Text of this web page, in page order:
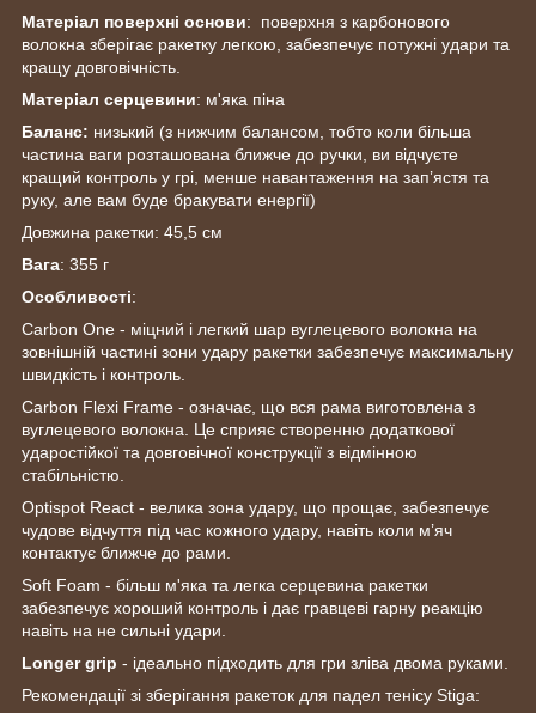
Матеріал поверхні основи: поверхня з карбонового
волокна зберігає ракетку легкою, забезпечує потужні удари та
кращу довговічність.
Матеріал серцевини: м'яка піна
Баланс: низький (з нижчим балансом, тобто коли більша
частина ваги розташована ближче до ручки, ви відчуєте
кращий контроль у грі, менше навантаження на зап’ястя та
руку, але вам буде бракувати енергії)
Довжина ракетки: 45,5 см
Вага: 355 г
Особливості:
Carbon One - міцний і легкий шар вуглецевого волокна на
зовнішній частині зони удару ракетки забезпечує максимальну
швидкість і контроль.
Carbon Flexi Frame - означає, що вся рама виготовлена з
вуглецевого волокна. Це сприяє створенню додаткової
ударостійкої та довговічної конструкції з відмінною
стабільністю.
Optispot React - велика зона удару, що прощає, забезпечує
чудове відчуття під час кожного удару, навіть коли м’яч
контактує ближче до рами.
Soft Foam - більш м'яка та легка серцевина ракетки
забезпечує хороший контроль і дає гравцеві гарну реакцію
навіть на не сильні удари.
Longer grip - ідеально підходить для гри зліва двома руками.
Рекомендації зі зберігання ракеток для падел тенісу Stiga: